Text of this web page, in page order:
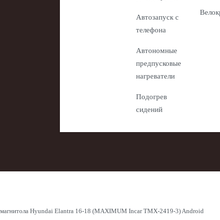
Автозапуск с
телефона
Автономные
предпусковые
нагреватели
Подогрев
сидений
Hyundai Elantra 16-18 (MAXIMUM Incar TMX-2419-3) Android